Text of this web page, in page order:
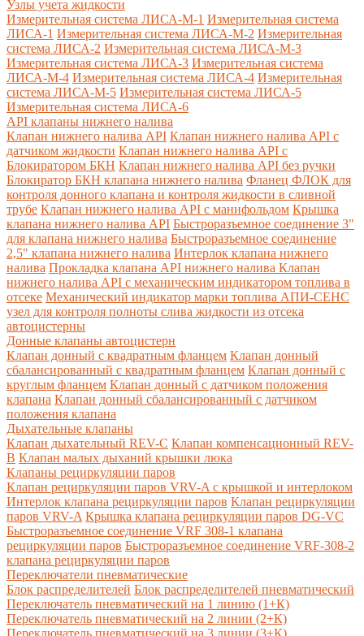
Узлы учета жидкости
Измерительная система ЛИСА-М-1 Измерительная система
ЛИСА-1 Измерительная система ЛИСА-М-2 Измерительная
система ЛИСА-2 Измерительная система ЛИСА-М-3
Измерительная система ЛИСА-3 Измерительная система
ЛИСА-М-4 Измерительная система ЛИСА-4 Измерительная
система ЛИСА-М-5 Измерительная система ЛИСА-5
Измерительная система ЛИСА-6
API клапаны нижнего налива
Клапан нижнего налива API Клапан нижнего налива API с
датчиком жидкости Клапан нижнего налива API с
Блокиратором БКН Клапан нижнего налива API без ручки
Блокиратор БКН клапана нижнего налива Фланец ФЛОК для
контроля донного клапана и контроля жидкости в сливной
трубе Клапан нижнего налива API с манифольдом Крышка
клапана нижнего налива API Быстроразъемное соединение 3"
для клапана нижнего налива Быстроразъемное соединение
2,5" клапана нижнего налива Интерлок клапана нижнего
налива Прокладка клапана API нижнего налива Клапан
нижнего налива API с механическим индикатором топлива в
отсеке Механический индикатор марки топлива АПИ-СЕНС
узел для контроля полноты слива жидкости из отсека
автоцистерны
Донные клапаны автоцистерн
Клапан донный с квадратным фланцем Клапан донный
сбалансированный с квадратным фланцем Клапан донный с
круглым фланцем Клапан донный с датчиком положения
клапана Клапан донный сбалансированный с датчиком
положения клапана
Дыхательные клапаны
Клапан дыхательный REV-C Клапан компенсационный REV-
B Клапан малых дыханий крышки люка
Клапаны рециркуляции паров
Клапан рециркуляции паров VRV-A с крышкой и интерлоком
Интерлок клапана рециркуляции паров Клапан рециркуляции
паров VRV-A Крышка клапана рециркуляции паров DG-VC
Быстроразъемное соединение VRF 308-1 клапана
рециркуляции паров Быстроразъемное соединение VRF-308-2
клапана рециркуляции паров
Переключатели пневматические
Блок распределителей Блок распределителей пневматический
Переключатель пневматический на 1 линию (1+К)
Переключатель пневматический на 2 линии (2+К)
Переключатель пневматический на 3 линии (3+К)